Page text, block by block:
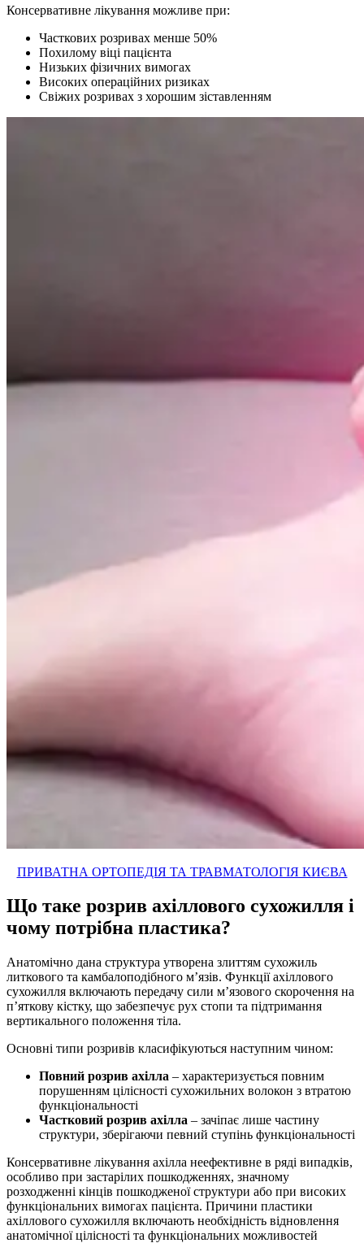
Консервативне лікування можливе при:
Часткових розривах менше 50%
Похилому віці пацієнта
Низьких фізичних вимогах
Високих операційних ризиках
Свіжих розривах з хорошим зіставленням
ПРИВАТНА ОРТОПЕДІЯ ТА ТРАВМАТОЛОГІЯ КИЄВА
Що таке розрив ахіллового сухожилля і
чому потрібна пластика?
Анатомічно дана структура утворена злиттям сухожиль
литкового та камбалоподібного м’язів. Функції ахіллового
сухожилля включають передачу сили м’язового скорочення на
п’яткову кістку, що забезпечує рух стопи та підтримання
вертикального положення тіла.
Основні типи розривів класифікуються наступним чином:
Повний розрив ахілла – характеризується повним
порушенням цілісності сухожильних волокон з втратою
функціональності
Частковий розрив ахілла – зачіпає лише частину
структури, зберігаючи певний ступінь функціональності
Консервативне лікування ахілла неефективне в ряді випадків,
особливо при застарілих пошкодженнях, значному
розходженні кінців пошкодженої структури або при високих
функціональних вимогах пацієнта. Причини пластики
ахіллового сухожилля включають необхідність відновлення
анатомічної цілісності та функціональних можливостей